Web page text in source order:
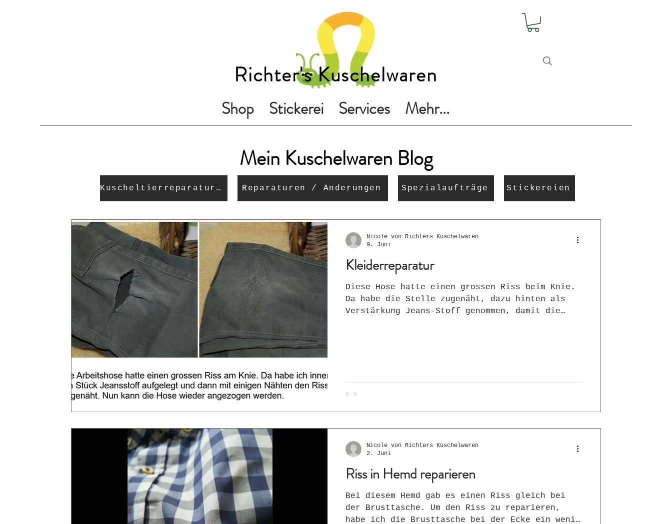
Richter's Kuschelwaren
Shop Stickerei Services Mehr...
Mein Kuschelwaren Blog
Kuscheltierreparaturen Reparaturen / Änderungen Spezialaufträge Stickereien
Kleiderreparatur
Diese Hose hatte einen grossen Riss beim Knie.
Da habe die Stelle zugenäht, dazu hinten als
Verstärkung Jeans-Stoff genommen, damit die
Nicole von Richters Kuschelwaren
9. Juni
Riss in Hemd reparieren
Bei diesem Hemd gab es einen Riss gleich bei
der Brusttasche. Um den Riss zu reparieren,
habe ich die Brusttasche bei der Ecke ein wenig
Nicole von Richters Kuschelwaren
2. Juni